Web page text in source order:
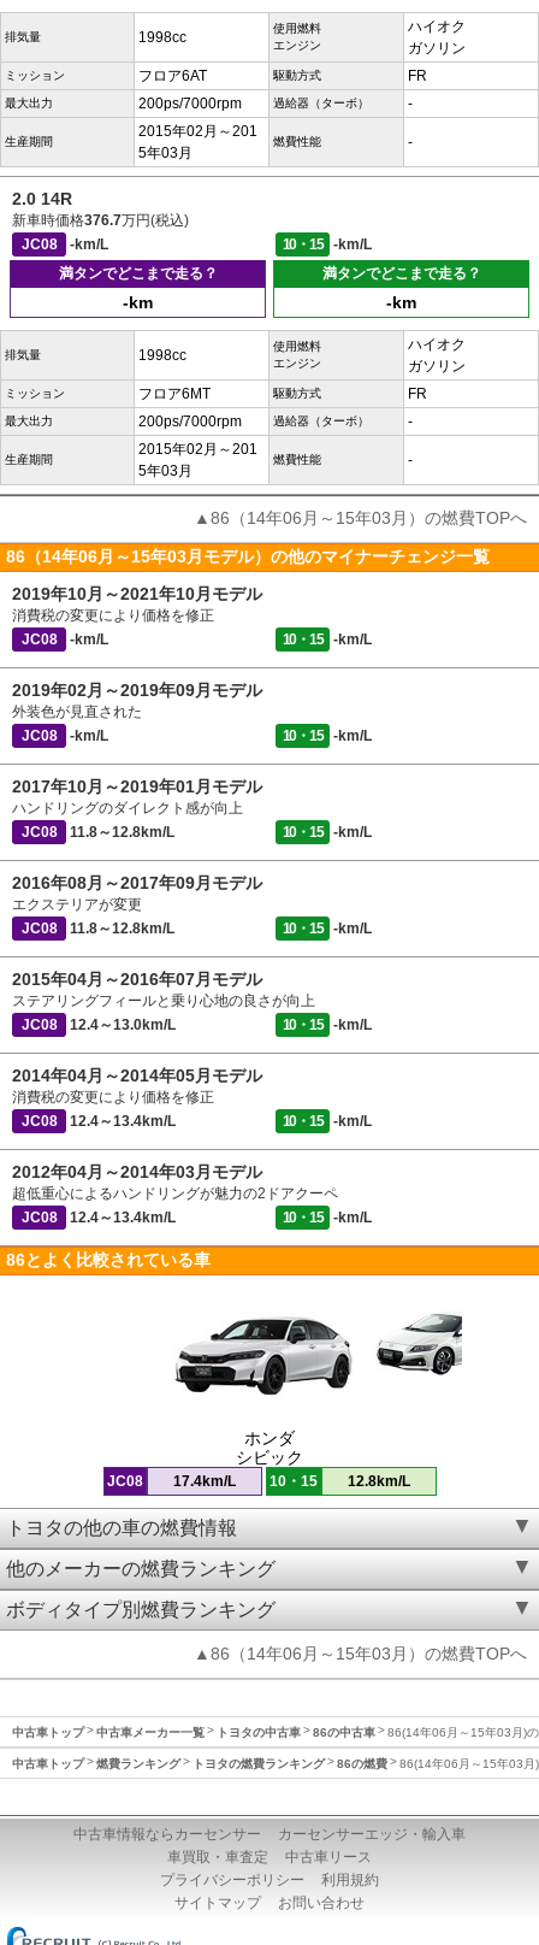
排気量 1998cc
使用燃料
エンジン
ハイオク
ガソリン
ミッション フロア6AT 駆動方式 FR
最大出力 200ps/7000rpm 過給器（ターボ） -
生産期間
2015年02月～201
5年03月
燃費性能 -
2.0 14R
新車時価格376.7万円(税込)
JC08
-km/L 10・15
-km/L
満タンでどこまで走る？
-km
満タンでどこまで走る？
-km
排気量 1998cc
使用燃料
エンジン
ハイオク
ガソリン
ミッション フロア6MT 駆動方式 FR
最大出力 200ps/7000rpm 過給器（ターボ） -
生産期間
2015年02月～201
5年03月
燃費性能 -
▲86（14年06月～15年03月）の燃費TOPへ
86（14年06月～15年03月モデル）の他のマイナーチェンジ一覧
2019年10月～2021年10月モデル
消費税の変更により価格を修正
JC08
-km/L 10・15 -km/L
2019年02月～2019年09月モデル
外装色が見直された
JC08
-km/L 10・15 -km/L
2017年10月～2019年01月モデル
ハンドリングのダイレクト感が向上
JC08
11.8～12.8km/L 10・15 -km/L
2016年08月～2017年09月モデル
エクステリアが変更
JC08
11.8～12.8km/L 10・15 -km/L
2015年04月～2016年07月モデル
ステアリングフィールと乗り心地の良さが向上
JC08
12.4～13.0km/L 10・15 -km/L
2014年04月～2014年05月モデル
消費税の変更により価格を修正
JC08
12.4～13.4km/L 10・15 -km/L
2012年04月～2014年03月モデル
超低重心によるハンドリングが魅力の2ドアクーペ
JC08
12.4～13.4km/L 10・15 -km/L
86とよく比較されている車
ホンダ
シビック
JC08 17.4km/L 10・15 12.8km/L
トヨタの他の車の燃費情報
他のメーカーの燃費ランキング
ボディタイプ別燃費ランキング
▲86（14年06月～15年03月）の燃費TOPへ
中古車トップ 中古車メーカー一覧 トヨタの中古車 86の中古車 86(14年06月～15年03月)
中古車トップ 燃費ランキング トヨタの燃費ランキング 86の燃費 86(14年06月～15年03月
中古車情報ならカーセンサー
カーセンサーエッジ・輸入車
車買取・車査定
中古車リース
プライバシーポリシー
利用規約
サイトマップ
お問い合わせ